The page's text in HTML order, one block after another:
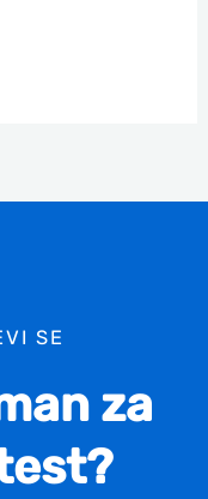
SE
za